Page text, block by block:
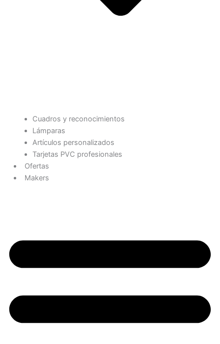
Cuadros y reconocimientos
Lámparas
Artículos personalizados
Tarjetas PVC profesionales
Ofertas
Makers